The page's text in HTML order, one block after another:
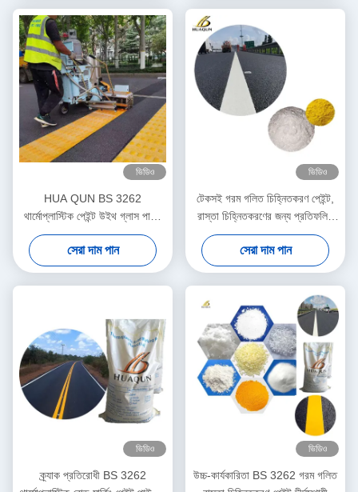
ভিডিও
HUA QUN BS 3262
থার্মোপ্লাস্টিক পেইন্ট উইথ গ্লাস পার্লস
আইএসও 9001 অনুমোদিত
সেরা দাম পান
ভিডিও
টেকসই গরম গলিত চিহ্নিতকরণ পেইন্ট,
রাস্তা চিহ্নিতকরণের জন্য প্রতিফলিত
হলুদ পেইন্ট
সেরা দাম পান
ভিডিও
ক্র্যাক প্রতিরোধী BS 3262
ভিডিও
উচ্চ-কার্যকারিতা BS 3262 গরম গলিত